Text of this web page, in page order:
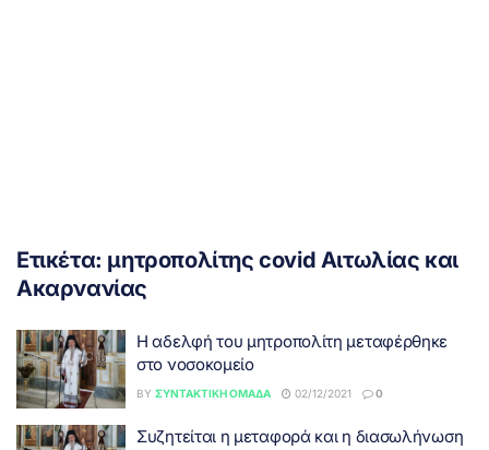
Ετικέτα: μητροπολίτης covid Αιτωλίας και
Ακαρνανίας
Η αδελφή του μητροπολίτη μεταφέρθηκε
στο νοσοκομείο
BY ΣΥΝΤΑΚΤΙΚΉ ΟΜΆΔΑ 02/12/2021 0
Συζητείται η μεταφορά και η διασωλήνωση